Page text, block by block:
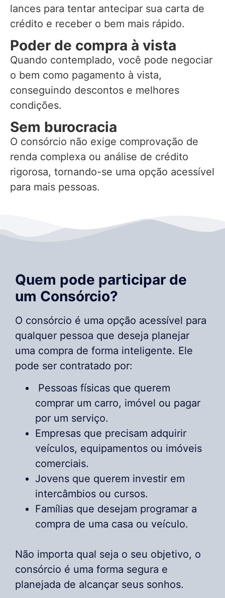
lances para tentar antecipar sua carta de
crédito e receber o bem mais rápido.
Poder de compra à vista
Quando contemplado, você pode negociar
o bem como pagamento à vista,
conseguindo descontos e melhores
condições.
Sem burocracia
O consórcio não exige comprovação de
renda complexa ou análise de crédito
rigorosa, tornando-se uma opção acessível
para mais pessoas.
Quem pode participar de
um Consórcio?
O consórcio é uma opção acessível para
qualquer pessoa que deseja planejar
uma compra de forma inteligente. Ele
pode ser contratado por:
Pessoas físicas que querem
comprar um carro, imóvel ou pagar
por um serviço.
Empresas que precisam adquirir
veículos, equipamentos ou imóveis
comerciais.
Jovens que querem investir em
intercâmbios ou cursos.
Famílias que desejam programar a
compra de uma casa ou veículo.
Não importa qual seja o seu objetivo, o
consórcio é uma forma segura e
planejada de alcançar seus sonhos.